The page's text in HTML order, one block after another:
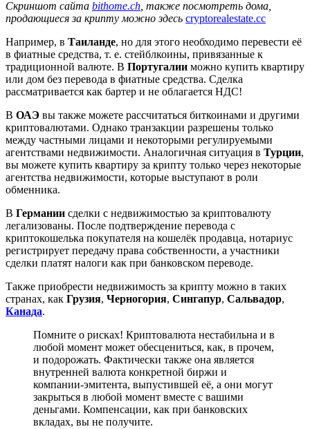
Скриншот сайта bithome.ch , также посмотреть дома,
продающиеся за крипту можно здесь cryptorealestate.cc
Например, в Таиланде, но для этого необходимо перевести её
в фиатные средства, т. е. стейблкоины, привязанные к
традиционной валюте. В Португалии можно купить квартиру
или дом без перевода в фиатные средства. Сделка
рассматривается как бартер и не облагается НДС!
В ОАЭ вы также можете рассчитаться биткоинами и другими
криптовалютами. Однако транзакции разрешены только
между частными лицами и некоторыми регулируемыми
агентствами недвижимости. Аналогичная ситуация в Турции,
вы можете купить квартиру за крипту только через некоторые
агентства недвижимости, которые выступают в роли
обменника.
В Германии сделки с недвижимостью за криптовалюту
легализованы. После подтверждение перевода с
криптокошелька покупателя на кошелёк продавца, нотариус
регистрирует передачу права собственности, а участники
сделки платят налоги как при банковском переводе.
Также приобрести недвижимость за крипту можно в таких
странах, как Грузия, Черногория, Сингапур, Сальвадор,
Канада.
Помните о рисках! Криптовалюта нестабильна и в
любой момент может обесцениться, как, в прочем,
и подорожать. Фактически также она является
внутренней валюта конкретной биржи и
компании-эмитента, выпустившей её, а они могут
закрыться в любой момент вместе с вашими
деньгами. Компенсации, как при банковских
вкладах, вы не получите.